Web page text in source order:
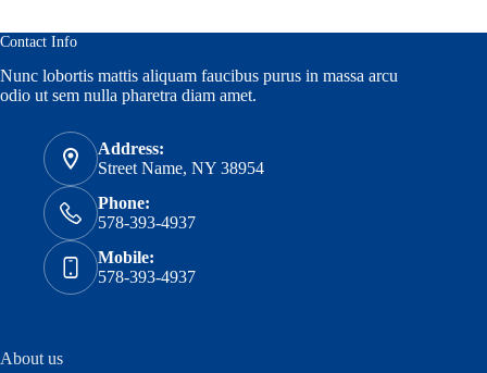
Contact Info
Nunc lobortis mattis aliquam faucibus purus in massa arcu
odio ut sem nulla pharetra diam amet.
Address:
Street Name, NY 38954
Phone:
578-393-4937
Mobile:
578-393-4937
About us